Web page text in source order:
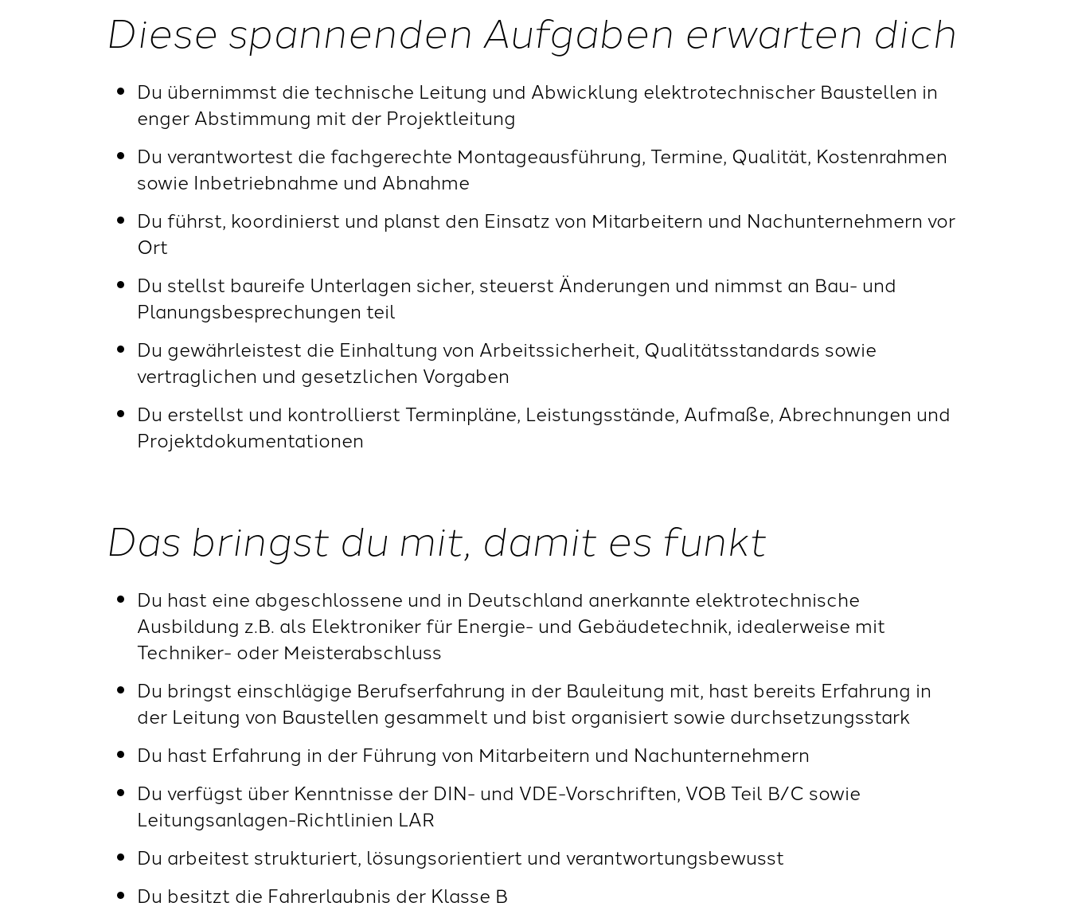
Diese spannenden Aufgaben erwarten dich
Du übernimmst die technische Leitung und Abwicklung elektrotechnischer Baustellen in
enger Abstimmung mit der Projektleitung
Du verantwortest die fachgerechte Montageausführung, Termine, Qualität, Kostenrahmen
sowie Inbetriebnahme und Abnahme
Du führst, koordinierst und planst den Einsatz von Mitarbeitern und Nachunternehmern vor
Ort
Du stellst baureife Unterlagen sicher, steuerst Änderungen und nimmst an Bau- und
Planungsbesprechungen teil
Du gewährleistest die Einhaltung von Arbeitssicherheit, Qualitätsstandards sowie
vertraglichen und gesetzlichen Vorgaben
Du erstellst und kontrollierst Terminpläne, Leistungsstände, Aufmaße, Abrechnungen und
Projektdokumentationen
Das bringst du mit, damit es funkt
Du hast eine abgeschlossene und in Deutschland anerkannte elektrotechnische
Ausbildung z.B. als Elektroniker für Energie- und Gebäudetechnik, idealerweise mit
Techniker- oder Meisterabschluss
Du bringst einschlägige Berufserfahrung in der Bauleitung mit, hast bereits Erfahrung in
der Leitung von Baustellen gesammelt und bist organisiert sowie durchsetzungsstark
Du hast Erfahrung in der Führung von Mitarbeitern und Nachunternehmern
Du verfügst über Kenntnisse der DIN- und VDE-Vorschriften, VOB Teil B/C sowie
Leitungsanlagen-Richtlinien LAR
Du arbeitest strukturiert, lösungsorientiert und verantwortungsbewusst
Du besitzt die Fahrerlaubnis der Klasse B